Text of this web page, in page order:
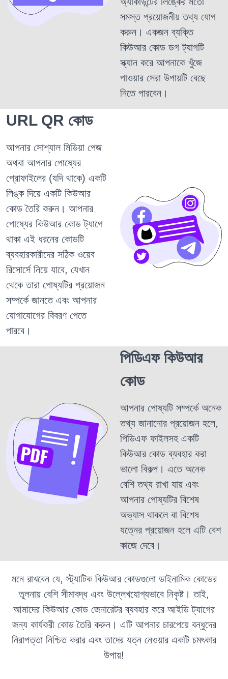
সমস্ত প্রয়োজনীয় তথ্য যোগ
করুন। একজন ব্যক্তি
কিউআর কোড ডগ ট্যাগটি
স্ক্যান করে আপনাকে খুঁজে
পাওয়ার সেরা উপায়টি বেছে
নিতে পারবেন।
URL QR কোড
আপনার সোশ্যাল মিডিয়া পেজ
অথবা আপনার পোষ্যের
প্রোফাইলের (যদি থাকে) একটি
লিঙ্ক দিয়ে একটি কিউআর
কোড তৈরি করুন। আপনার
পোষ্যের কিউআর কোড ট্যাগে
থাকা এই ধরনের কোডটি
ব্যবহারকারীদের সঠিক ওয়েব
রিসোর্সে নিয়ে যাবে, যেখান
থেকে তারা পোষ্যটির প্রয়োজন
সম্পর্কে জানতে এবং আপনার
যোগাযোগের বিবরণ পেতে
পারবে।
পিডিএফ কিউআর
কোড
আপনার পোষ্যটি সম্পর্কে অনেক
তথ্য জানানোর প্রয়োজন হলে,
পিডিএফ ফাইলসহ একটি
কিউআর কোড ব্যবহার করা
ভালো বিকল্প। এতে অনেক
বেশি তথ্য রাখা যায় এবং
আপনার পোষ্যটির বিশেষ
অভ্যাস থাকলে বা বিশেষ
যত্নের প্রয়োজন হলে এটি বেশ
কাজে দেবে।
মনে রাখবেন যে, স্ট্যাটিক কিউআর কোডগুলো ডাইনামিক কোডের
তুলনায় বেশি সীমাবদ্ধ এবং উল্লেখযোগ্যভাবে নিকৃষ্ট। তাই,
আমাদের কিউআর কোড জেনারেটর ব্যবহার করে আইডি ট্যাগের
জন্য কার্যকরী কোড তৈরি করুন। এটি আপনার চারপেয়ে বন্ধুদের
নিরাপত্তা নিশ্চিত করার এবং তাদের যত্ন নেওয়ার একটি চমৎকার
উপায়!